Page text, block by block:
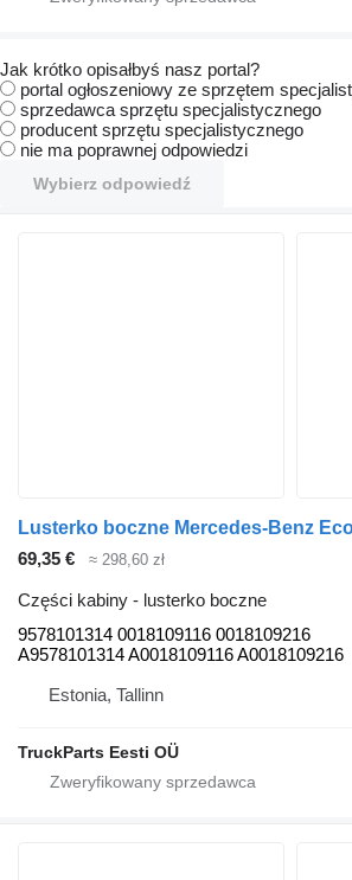
Jak krótko opisałbyś nasz portal?
portal ogłoszeniowy ze sprzętem
sprzedawca sprzętu specjalistycznego
producent sprzętu specjalistycznego
nie ma poprawnej odpowiedzi
Wybierz odpowiedź
69,35 € ≈ 298,60 zł
Części kabiny - lusterko boczne
9578101314 0018109116 0018109216
A9578101314 A0018109116 A0018109216
Estonia, Tallinn
TruckParts Eesti OÜ